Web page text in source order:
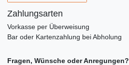
Zahlungsarten
Vorkasse per Überweisung
Bar oder Kartenzahlung bei Abholung
Fragen, Wünsche oder Anregungen?